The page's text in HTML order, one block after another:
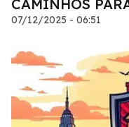
CAMINHOS
07/12/2025 - 06:51